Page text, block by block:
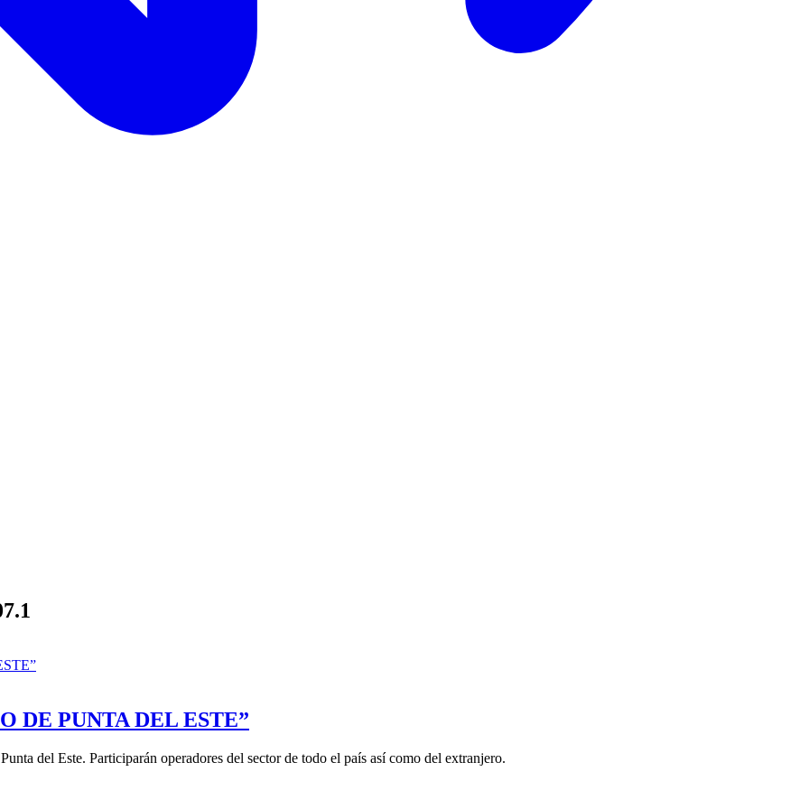
DE PUNTA DEL ESTE”
del Este. Participarán operadores del sector de todo el país así como del extranjero.